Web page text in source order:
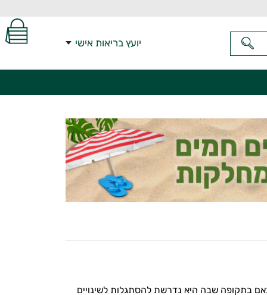
יועץ בריאות אישי
בתקופה שבה היא נדרשת להסתגלות לשינויים